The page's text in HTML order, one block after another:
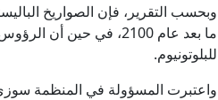
وبحسب التقرير، فإن الصواريخ
للبلوتونيوم.
واعتبرت المسؤولة في المنظمة سوزي